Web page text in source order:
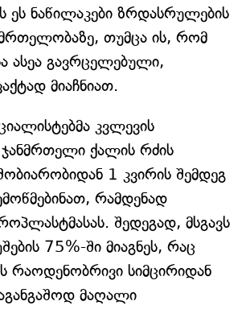
ეს ნაწილაკები ზრდასრულების
თუმცა ის, რომ
ასეა გავრცელებული,
მიაჩნიათ.
კვლევის
ქალის რძის
1 კვირის შემდეგ
რამდენად
შედეგად, მსგავს
75%-ში მიაგნეს, რაც
რაოდენობრივი სიმცირიდან
მაღალი